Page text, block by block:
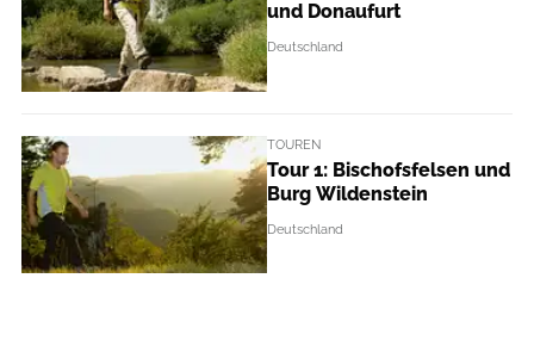
und Donaufurt
Deutschland
TOUREN
Tour 1: Bischofsfelsen und
Burg Wildenstein
Deutschland